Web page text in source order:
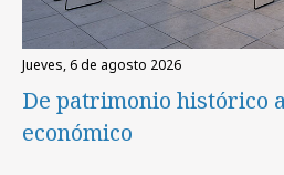
jueves, 6 de agosto 2026
De patrimonio histórico
económico